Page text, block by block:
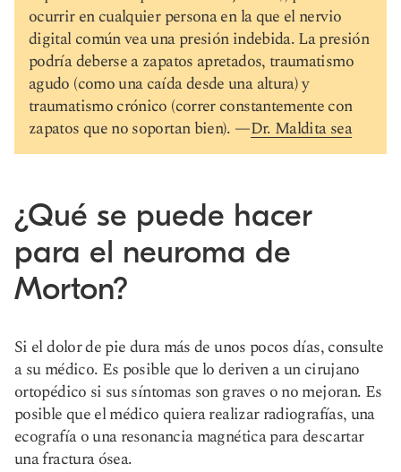
ocurrir en cualquier persona en la que el nervio
digital común vea una presión indebida. La presión
podría deberse a zapatos apretados, traumatismo
agudo (como una caída desde una altura) y
traumatismo crónico (correr constantemente con
zapatos que no soportan bien). —Dr. Maldita sea
¿Qué se puede hacer
para el neuroma de
Morton?
Si el dolor de pie dura más de unos pocos días, consulte
a su médico. Es posible que lo deriven a un cirujano
ortopédico si sus síntomas son graves o no mejoran. Es
posible que el médico quiera realizar radiografías, una
ecografía o una resonancia magnética para descartar
una fractura ósea.